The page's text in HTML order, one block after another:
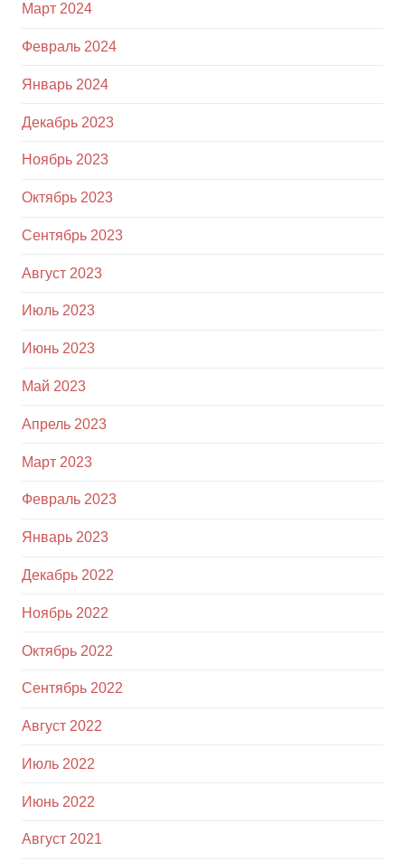
Март 2024
Февраль 2024
Январь 2024
Декабрь 2023
Ноябрь 2023
Октябрь 2023
Сентябрь 2023
Август 2023
Июль 2023
Июнь 2023
Май 2023
Апрель 2023
Март 2023
Февраль 2023
Январь 2023
Декабрь 2022
Ноябрь 2022
Октябрь 2022
Сентябрь 2022
Август 2022
Июль 2022
Июнь 2022
Август 2021